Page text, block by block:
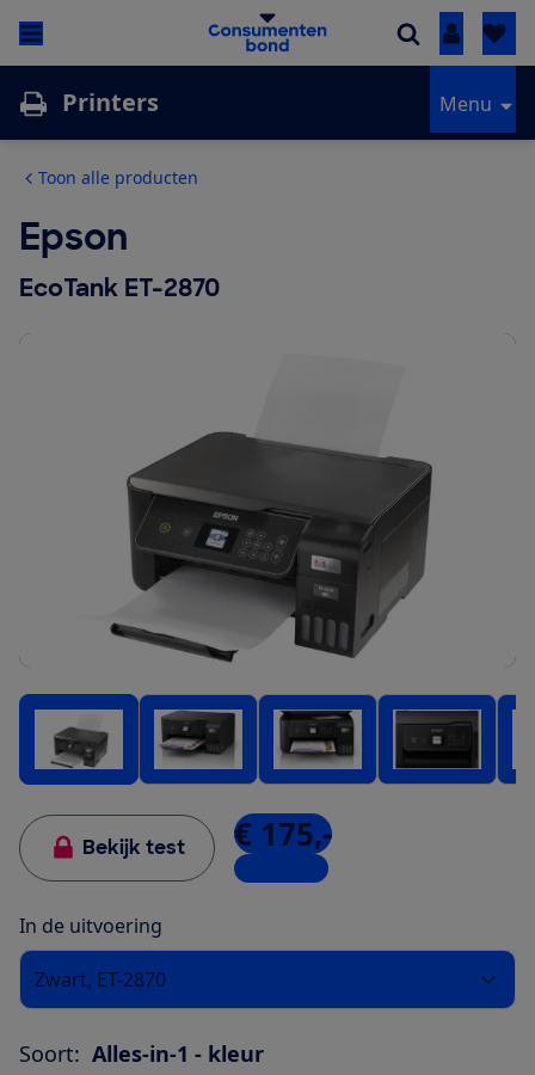
Inloggen
Printers Menu
Toon alle producten
Epson
EcoTank ET-2870
Bekijk test € 175,-
11 winkels
In de uitvoering
Zwart, ET-2870
Soort: Alles-in-1 - kleur